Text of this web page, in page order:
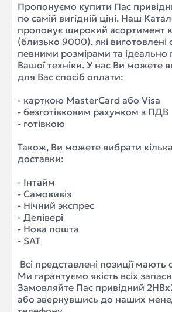
Пропонуємо купити Пас
по самій вигідній ціні. Наш
пропонує широкий асортимент
(близько 9000), які виготовлені
певними розмірами та ідеально
Вашої техніки. У нас Ви можете
для Вас спосіб оплати:
- карткою MasterCard або Visa
- безготівковим рахунком з ПДВ
- готівкою
Також, Ви можете вибрати кілька
доставки:
- Інтайм
- Самовивіз
- Нічний экспрес
- Делівері
- Нова пошта
- SAT
Всі представлені позиції мають
Ми гарантуємо якість всіх
Замовляйте Пас привідний
або звернувшись до наших